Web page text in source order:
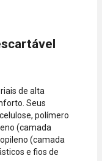
de alta
Seus
polímero
(camada
(camada
e fios de